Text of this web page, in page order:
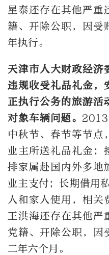
星泰还存在其他严重
籍、开除公职，因受
年执行。
天津市人大财政经济
违规收受礼品礼金，
正执行公务的旅游活
对象车辆问题。
中秋节、春节等节点
业主所送礼品礼金；
排家属赴国内外多地
业主支付；长期借用
人和家人使用，相关
王洪海还存在其他严
党籍、开除公职，因
二年六个月。